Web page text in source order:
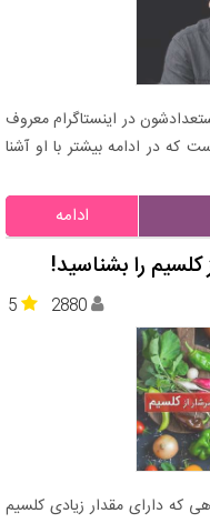
در اینستاگرام معروف
که در ادامه بیشتر با او آشنا
ادامه
را بشناسید!
5 2880
که دارای مقدار زیادی کلسیم